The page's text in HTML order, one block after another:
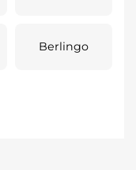
Berlingo